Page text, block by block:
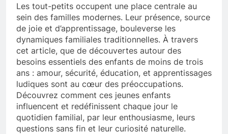
Les tout-petits occupent une place centrale au
sein des familles modernes. Leur présence, source
de joie et d’apprentissage, bouleverse les
dynamiques familiales traditionnelles. À travers
cet article, que de découvertes autour des
besoins essentiels des enfants de moins de trois
ans : amour, sécurité, éducation, et apprentissages
ludiques sont au cœur des préoccupations.
Découvrez comment ces jeunes enfants
influencent et redéfinissent chaque jour le
quotidien familial, par leur enthousiasme, leurs
questions sans fin et leur curiosité naturelle.